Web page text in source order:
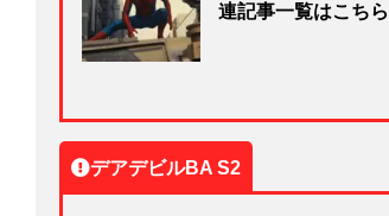
連記事一覧はこちら
デアデビルBA S2